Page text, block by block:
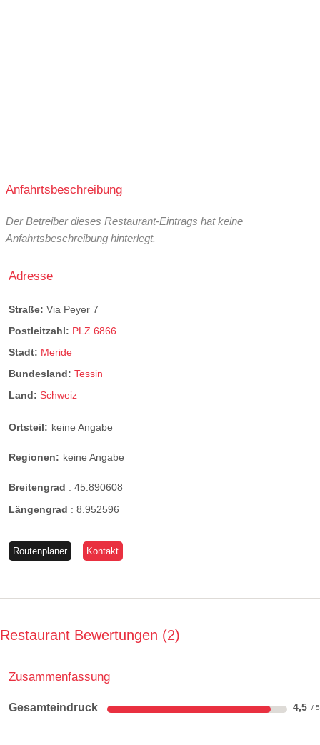
Anfahrtsbeschreibung
Der Betreiber dieses Restaurant-Eintrags hat keine
Anfahrtsbeschreibung hinterlegt.
Adresse
Straße: Via Peyer 7
Postleitzahl: PLZ 6866
Stadt: Meride
Bundesland: Tessin
Land: Schweiz
Ortsteil: keine Angabe
Regionen: keine Angabe
Breitengrad : 45.890608
Längengrad : 8.952596
Routenplaner Kontakt
Restaurant Bewertungen 2
Zusammenfassung
Gesamteindruck 4,5